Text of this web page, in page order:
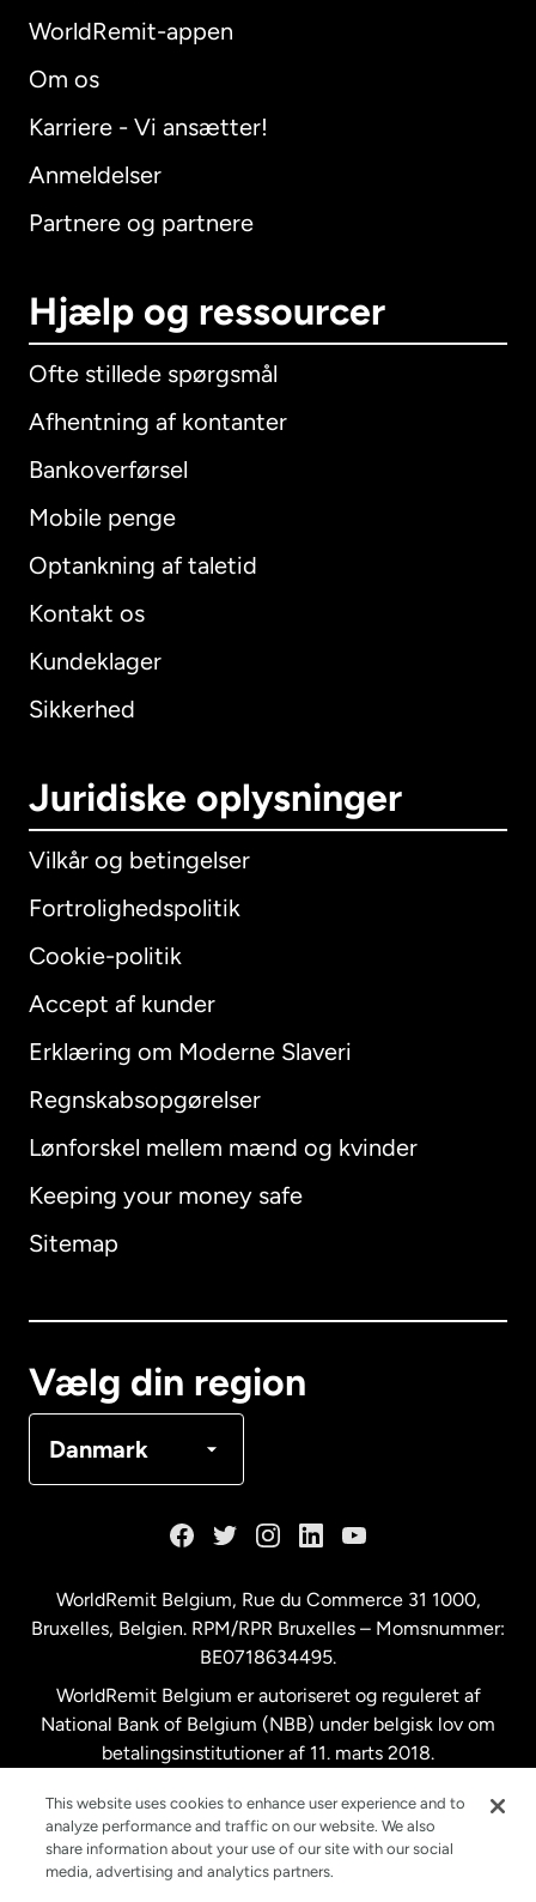
WorldRemit-appen
Om os
Karriere - Vi ansætter!
Anmeldelser
Partnere og partnere
Hjælp og ressourcer
Ofte stillede spørgsmål
Afhentning af kontanter
Bankoverførsel
Mobile penge
Optankning af taletid
Kontakt os
Kundeklager
Sikkerhed
Juridiske oplysninger
Vilkår og betingelser
Fortrolighedspolitik
Cookie-politik
Accept af kunder
Erklæring om Moderne Slaveri
Regnskabsopgørelser
Lønforskel mellem mænd og kvinder
Keeping your money safe
Sitemap
Vælg din region
Danmark
International English
Australien
Malaysia
New Zealand
Spanien
Storbritannien
WorldRemit Belgium, Rue du Commerce 31 1000,
Bruxelles, Belgien. RPM/RPR Bruxelles – Momsnummer:
BE0718634495.
WorldRemit Belgium er autoriseret og reguleret af
National Bank of Belgium (NBB) under belgisk lov om
betalingsinstitutioner af 11. marts 2018.
This website uses cookies to enhance user experience and to
analyze performance and traffic on our website. We also
share information about your use of our site with our social
media, advertising and analytics partners.